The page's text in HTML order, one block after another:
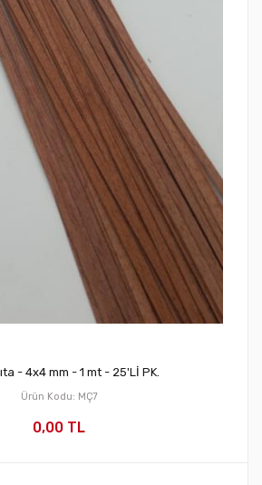
- 4x4 mm - 1 mt - 25'Lİ PK.
Ürün Kodu: MÇ7
0,00 TL